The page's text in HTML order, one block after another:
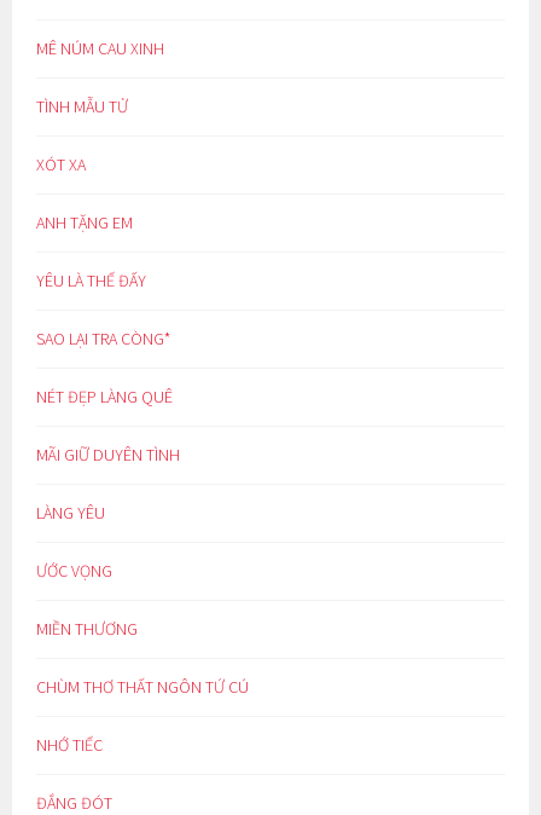
MÊ NÚM CAU XINH
TÌNH MẪU TỬ
XÓT XA
ANH TẶNG EM
YÊU LÀ THẾ ĐẤY
SAO LẠI TRA CÒNG*
NÉT ĐẸP LÀNG QUÊ
MÃI GIỮ DUYÊN TÌNH
LÀNG YÊU
ƯỚC VỌNG
MIỀN THƯƠNG
CHÙM THƠ THẤT NGÔN TỨ CÚ
NHỚ TIẾC
ĐẮNG ĐÓT